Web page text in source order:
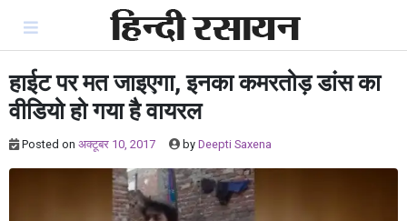
content
हाईट पर मत जाइएगा, इनका कमरतोड़ डांस का
वीडियो हो गया है वायरल
Posted on अक्टूबर 10, 2017 by Deepti Saxena